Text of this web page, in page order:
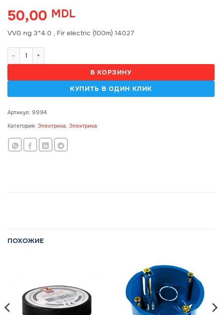
50,00 MDL
VVG ng 3*4.0 , Fir electric (100m) 14027
В КОРЗИНУ
Артикул: 9994
Категория: Электрика Электрика
ПОХОЖИЕ